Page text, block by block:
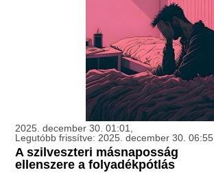
2025. december 30. 01:01,
Legutóbb frissítve: 2025. december 30. 06:55
A szilveszteri másnaposság
ellenszere a folyadékpótlás